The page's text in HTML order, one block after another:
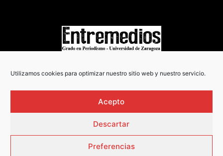
Utilizamos cookies para optimizar nuestro sitio web y nuestro servicio.
Acepto
Descartar
Preferencias